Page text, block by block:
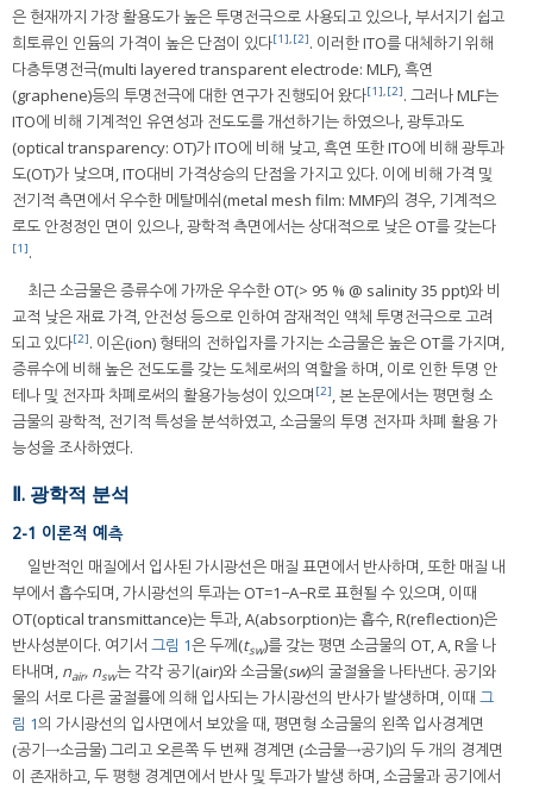
은 현재까지 가장 활용도가 높은 투명전극으로 사용되고 있으나, 부서지기 쉽고
희토류인 인듐의 가격이 높은 단점이 있다[1],[2]. 이러한 ITO를 대체하기 위해
다층투명전극(multi layered transparent electrode: MLF), 흑연
(graphene)등의 투명전극에 대한 연구가 진행되어 왔다[1],[2]. 그러나 MLF는
ITO에 비해 기계적인 유연성과 전도도를 개선하기는 하였으나, 광투과도
(optical transparency: OT)가 ITO에 비해 낮고, 흑연 또한 ITO에 비해 광투과
도(OT)가 낮으며, ITO대비 가격상승의 단점을 가지고 있다. 이에 비해 가격 및
전기적 측면에서 우수한 메탈메쉬(metal mesh film: MMF)의 경우, 기계적으
로도 안정정인 면이 있으나, 광학적 측면에서는 상대적으로 낮은 OT를 갖는다
[1].
최근 소금물은 증류수에 가까운 우수한 OT(> 95 % @ salinity 35 ppt)와 비
교적 낮은 재료 가격, 안전성 등으로 인하여 잠재적인 액체 투명전극으로 고려
되고 있다[2]. 이온(ion) 형태의 전하입자를 가지는 소금물은 높은 OT를 가지며,
증류수에 비해 높은 전도도를 갖는 도체로써의 역할을 하며, 이로 인한 투명 안
테나 및 전자파 차폐로써의 활용가능성이 있으며 [2], 본 논문에서는 평면형 소
금물의 광학적, 전기적 특성을 분석하였고, 소금물의 투명 전자파 차폐 활용 가
능성을 조사하였다.
Ⅱ. 광학적 분석
2-1 이론적 예측
일반적인 매질에서 입사된 가시광선은 매질 표면에서 반사하며, 또한 매질 내
부에서 흡수되며, 가시광선의 투과는 OT=1−A−R로 표현될 수 있으며, 이때
OT(optical transmittance)는 투과, A(absorption)는 흡수, R(reflection)은
반사성분이다. 여기서 그림 1은 두께(tsw)를 갖는 평면 소금물의 OT, A, R을 나
타내며, nair, nsw는 각각 공기(air)와 소금물(sw)의 굴절율을 나타낸다. 공기와
물의 서로 다른 굴절률에 의해 입사되는 가시광선의 반사가 발생하며, 이때 그
림 1의 가시광선의 입사면에서 보았을 때, 평면형 소금물의 왼쪽 입사경계면
(공기→소금물) 그리고 오른쪽 두 번째 경계면 (소금물→공기)의 두 개의 경계면
이 존재하고, 두 평행 경계면에서 반사 및 투과가 발생 하며, 소금물과 공기에서